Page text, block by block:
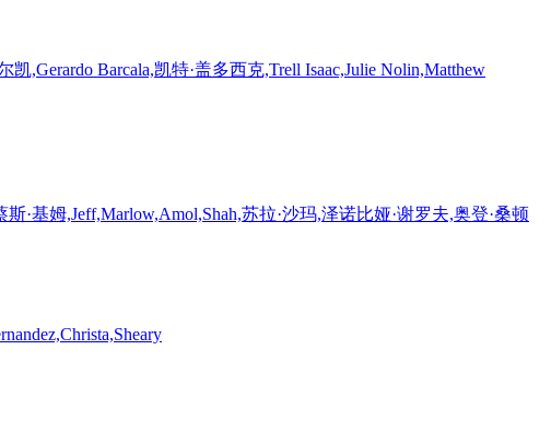
,Gerardo Barcala,凯特·盖多西克,Trell Isaac,Julie Nolin,Matthew
·基姆,Jeff,Marlow,Amol,Shah,苏拉·沙玛,泽诺比娅·谢罗夫,奥登·桑顿